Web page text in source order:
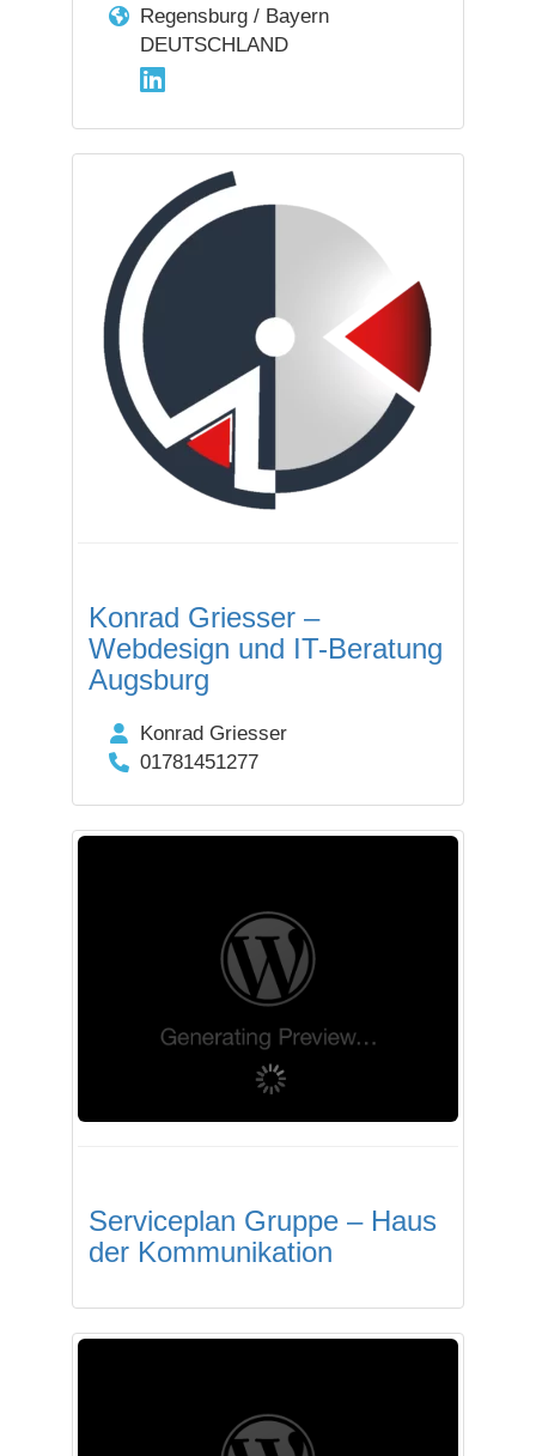
Regensburg / Bayern
DEUTSCHLAND
Konrad Griesser –
Webdesign und IT-Beratung
Augsburg
Konrad Griesser
01781451277
Serviceplan Gruppe – Haus
der Kommunikation